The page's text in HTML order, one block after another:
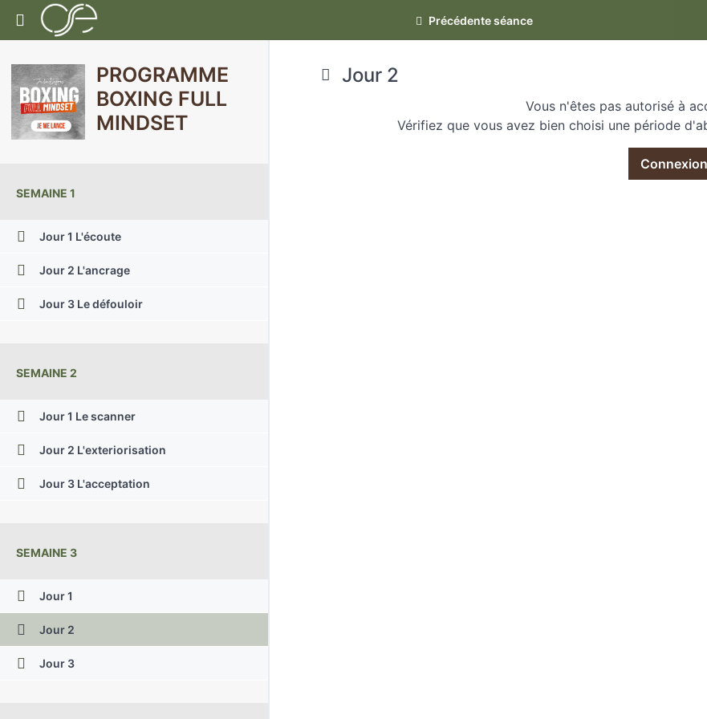
Return to programme: Programme Boxing Full Mindset Précédente séance
PROGRAMME
BOXING FULL
MINDSET
SEMAINE 1
Jour 1 L'écoute
Jour 2 L'ancrage
Jour 3 Le défouloir
SEMAINE 2
Jour 1 Le scanner
Jour 2 L'exteriorisation
Jour 3 L'acceptation
SEMAINE 3
Jour 1
Jour 2
Jour 3
Jour 2
Vous n'êtes pas autorisé à
Vérifiez que vous avez bien choisi une période
Connexion